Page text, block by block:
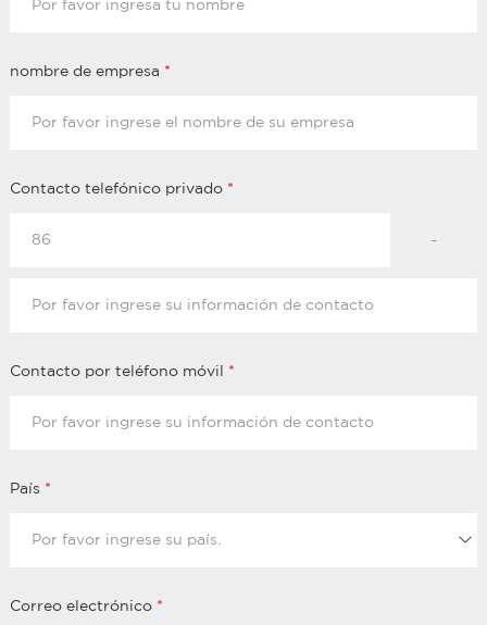
nombre de empresa *
Contacto telefónico privado *
-
Contacto por teléfono móvil *
País *
Correo electrónico *